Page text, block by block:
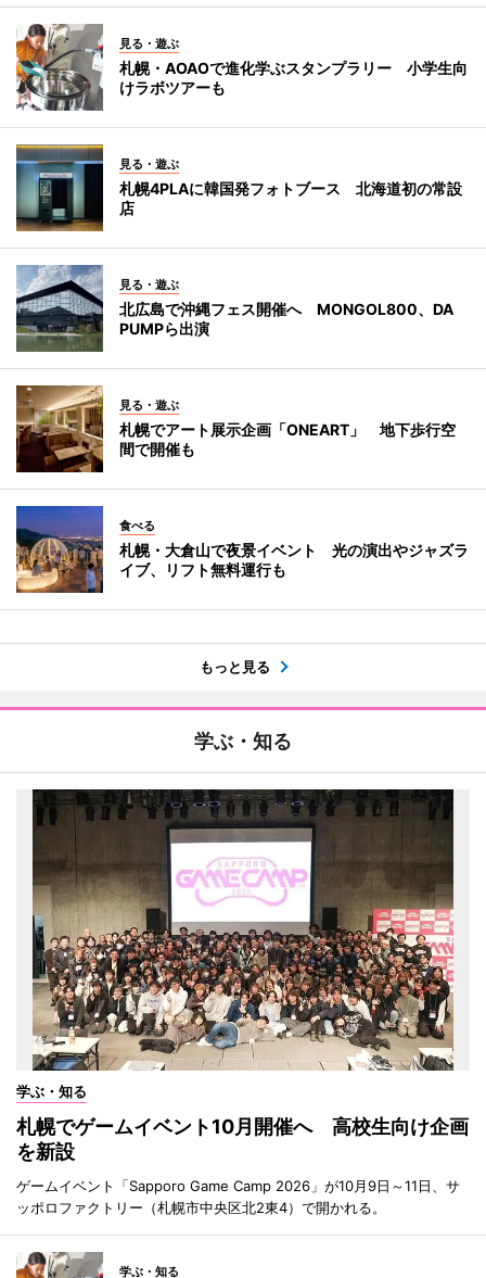
見る・遊ぶ
札幌・AOAOで進化学ぶスタンプラリー 小学生向
けラボツアーも
見る・遊ぶ
札幌4PLAに韓国発フォトブース 北海道初の常設
店
見る・遊ぶ
北広島で沖縄フェス開催へ MONGOL800、DA
PUMPら出演
見る・遊ぶ
札幌でアート展示企画「ONEART」 地下歩行空
間で開催も
食べる
札幌・大倉山で夜景イベント 光の演出やジャズラ
イブ、リフト無料運行も
もっと見る
学ぶ・知る
学ぶ・知る
札幌でゲームイベント10月開催へ 高校生向け企画
を新設
ゲームイベント「Sapporo Game Camp 2026」が10月9日～11日、サ
ッポロファクトリー（札幌市中央区北2東4）で開かれる。
学ぶ・知る